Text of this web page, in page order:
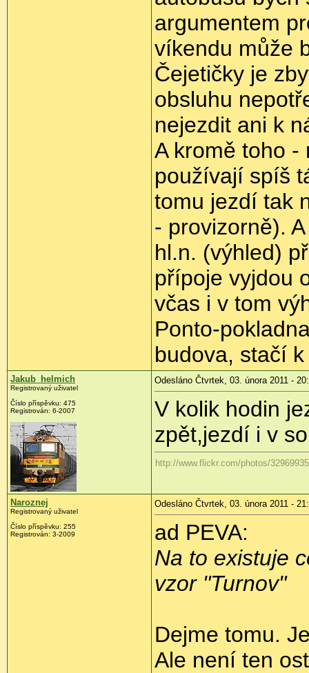
argumentem
víkendu může
Čejetičky je
obsluhu
nejezdit ani k
A kromě toho -
používají spíš
tomu jezdí tak
- provizorně).
hl.n. (výhled)
přípoje vyjdou
včas i v tom
Ponto-
budova, stačí
Jakub_helmich
Registrovaný uživatel
Číslo příspěvku: 475
Registrován: 6-2007
Odesláno Čtvrtek, 03. února 2011 -
V kolik hodin
zpět,jezdí i v
http://www.flickr.com/photos/
Naroznej
Registrovaný uživatel
Číslo příspěvku: 255
Registrován: 3-2009
Odesláno Čtvrtek, 03. února 2011 -
ad PEVA:
Na to existuje
vzor "Turnov"
Dejme tomu.
Ale není ten